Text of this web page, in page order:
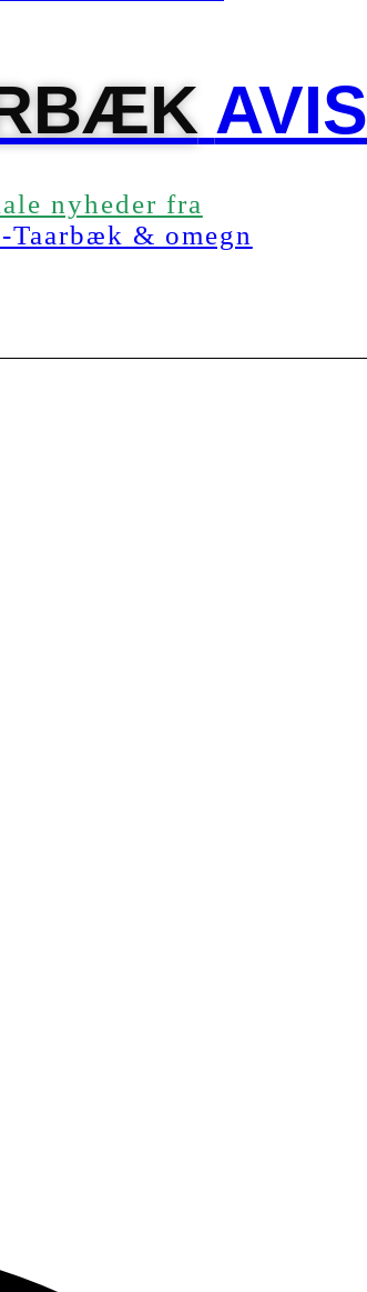
AVIS
nyheder fra
Taarbæk & omegn